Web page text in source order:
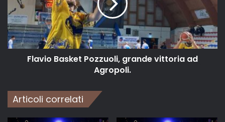
Flavio Basket Pozzuoli, grande vittoria ad
Agropoli.
Articoli correlati